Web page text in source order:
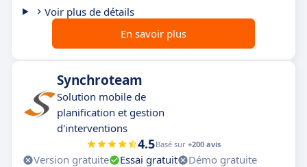
Voir plus de détails
En savoir plus
Synchroteam
Solution mobile de
planification et gestion
d'interventions
4.5Basé sur +200 avis
Version gratuite Essai gratuit
Démo gratuite